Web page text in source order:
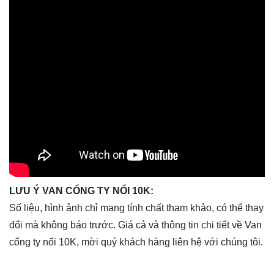
LƯU Ý VAN CỔNG TY NỔI 10K:
Số liệu, hình ảnh chỉ mang tính chất tham khảo, có thể thay
đổi mà không báo trước. Giá cả và thông tin chi tiết về Van
cổng ty nổi 10K, mời quý khách hàng liên hệ với chúng tôi.